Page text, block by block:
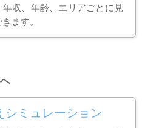
年収、年齢、エリアごとに見
ます。
シミュレーション